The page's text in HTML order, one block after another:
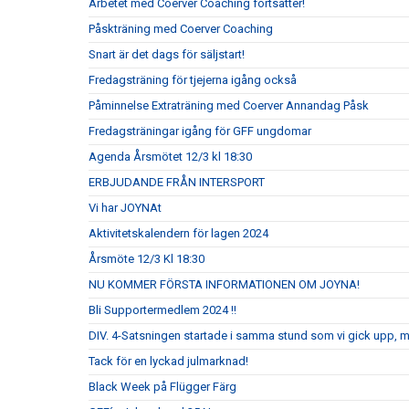
Arbetet med Coerver Coaching fortsätter!
Påskträning med Coerver Coaching
Snart är det dags för säljstart!
Fredagsträning för tjejerna igång också
Påminnelse Extraträning med Coerver Annandag Påsk
Fredagsträningar igång för GFF ungdomar
Agenda Årsmötet 12/3 kl 18:30
ERBJUDANDE FRÅN INTERSPORT
Vi har JOYNAt
Aktivitetskalendern för lagen 2024
Årsmöte 12/3 Kl 18:30
NU KOMMER FÖRSTA INFORMATIONEN OM JOYNA!
Bli Supportermedlem 2024 !!
DIV. 4-Satsningen startade i samma stund som vi gick upp,
Tack för en lyckad julmarknad!
Black Week på Flügger Färg